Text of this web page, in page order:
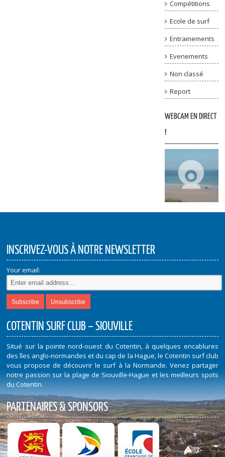
Compétitions
Ecole de surf
Entrainements
Evenements
Non classé
Report
WEBCAM EN DIRECT
!
INSCRIVEZ-VOUS À NOTRE NEWSLETTER
Your email:
COTENTIN SURF CLUB – SIOUVILLE
Situé sur la pointe nord-ouest du Cotentin, à quelques encablures
des îles anglo-normandes et du cap de la Hague, le Cotentin surf club
vous propose de découvrir le surf à la Normande. Venez partager
notre passion sur la plage de Siouville-Hague et les meilleurs spots
du Cotentin.
PARTENAIRES & SPONSORS